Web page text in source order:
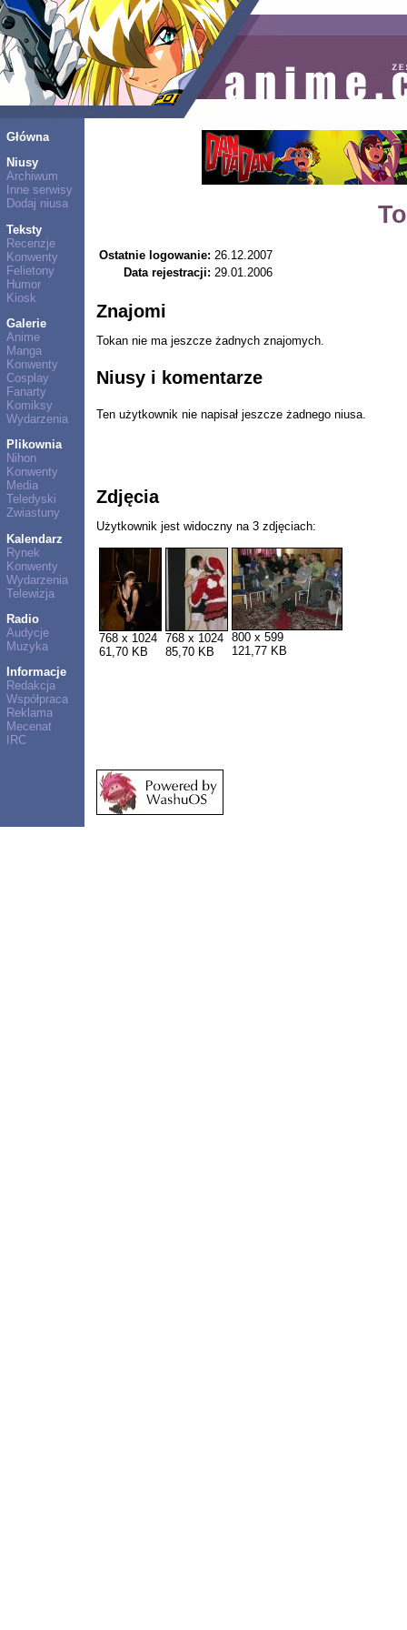
Główna
Niusy
Archiwum
Inne serwisy
Dodaj niusa
Teksty
Recenzje
Konwenty
Felietony
Humor
Kiosk
Galerie
Anime
Manga
Konwenty
Cosplay
Fanarty
Komiksy
Wydarzenia
Plikownia
Nihon
Konwenty
Media
Teledyski
Zwiastuny
Kalendarz
Rynek
Konwenty
Wydarzenia
Telewizja
Radio
Audycje
Muzyka
Informacje
Redakcja
Współpraca
Reklama
Mecenat
IRC
Ostatnie logowanie: 26.12.2007
Data rejestracji: 29.01.2006
Znajomi
Tokan nie ma jeszcze żadnych znajomych.
Niusy i komentarze
Ten użytkownik nie napisał jeszcze żadnego niusa.
Zdjęcia
Użytkownik jest widoczny na 3 zdjęciach:
768 x 1024
61,70 KB
768 x 1024
85,70 KB
800 x 599
121,77 KB